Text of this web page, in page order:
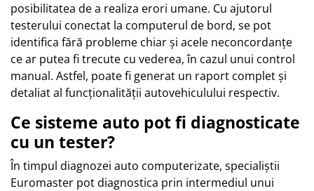
posibilitatea de a realiza erori umane. Cu ajutorul
testerului conectat la computerul de bord, se pot
identifica fără probleme chiar și acele neconcordanțe
ce ar putea fi trecute cu vederea, în cazul unui control
manual. Astfel, poate fi generat un raport complet și
detaliat al funcționalității autovehiculului respectiv.
Ce sisteme auto pot fi diagnosticate
cu un tester?
În timpul diagnozei auto computerizate, specialiștii
Euromaster pot diagnostica prin intermediul unui